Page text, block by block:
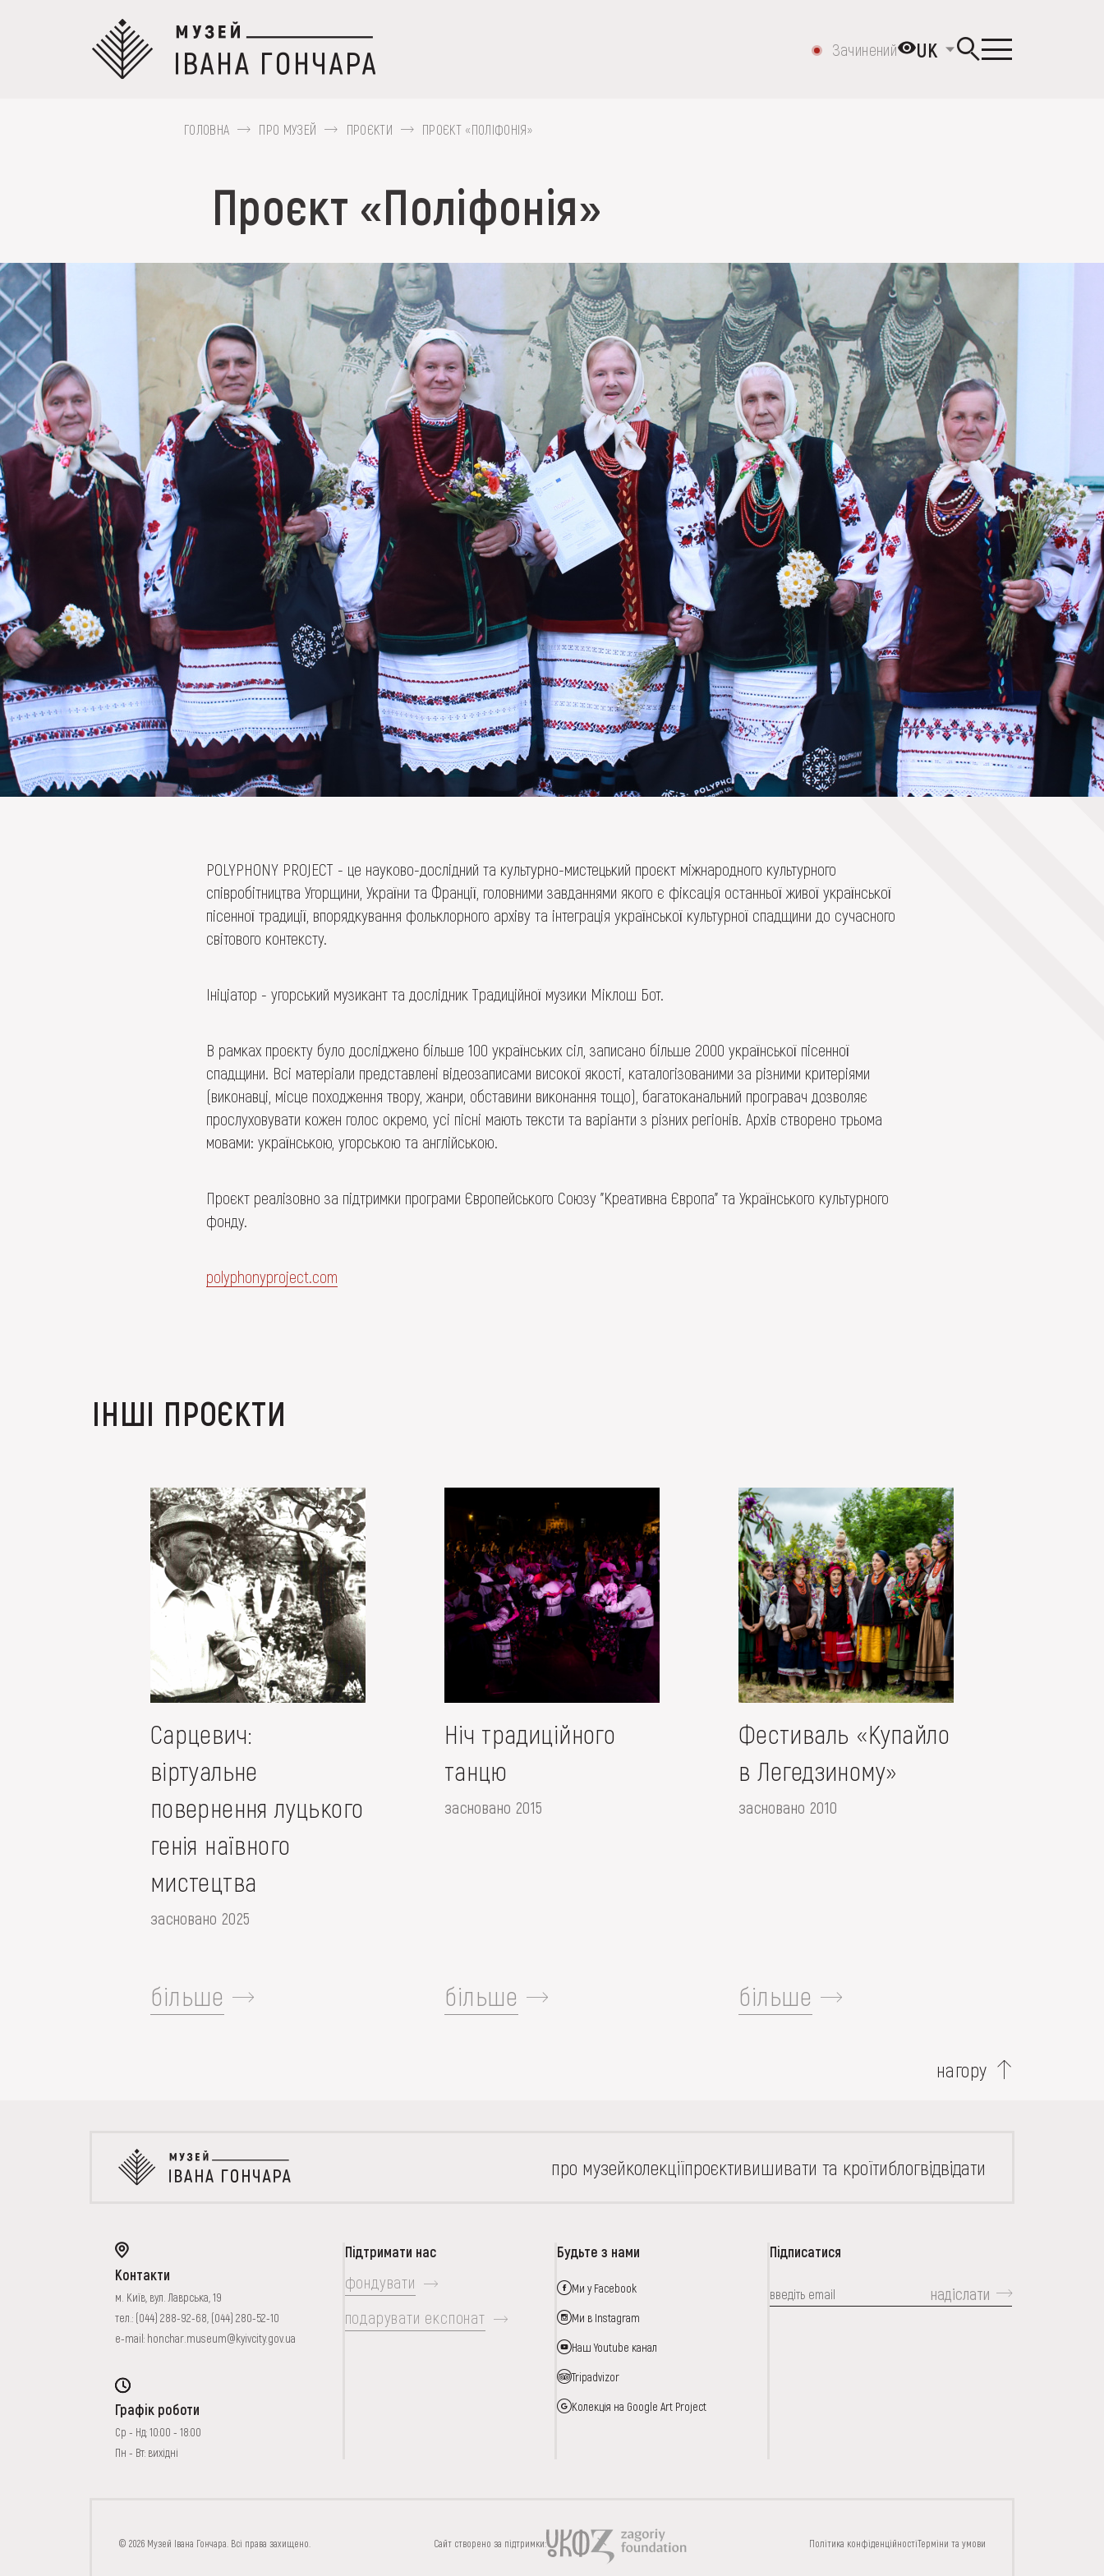
Зачинений UK
Наприклад, Козак Мамай, Гуцульщина, вишивка, скриня, ...
ПРО МУЗЕЙ
ВИСТАВКИ ТА ПОДІЇ
МЕДІА
ВІДВІДАТИ
НАВЧИТИСЯ
ПОСЛУГИ
FAQ ОНЛАЙН-КРАМНИЦЯ ПІДТРИМАТИ КОНТАКТИ
ГОЛОВНА ПРО МУЗЕЙ ПРОЄКТИ ПРОЄКТ «ПОЛІФОНІЯ»
Проєкт «Поліфонія»
POLYPHONY PROJECT - це науково-дослідний та культурно-мистецький проєкт міжнародного культурного
співробітництва Угорщини, України та Франції, головними завданнями якого є фіксація останньої живої української
пісенної традиції, впорядкування фольклорного архіву та інтеграція української культурної спадщини до сучасного
світового контексту.
Ініціатор - угорський музикант та дослідник Традиційної музики Міклош Бот.
В рамках проєкту було досліджено більше 100 українських сіл, записано більше 2000 української пісенної
спадщини. Всі матеріали представлені відеозаписами високої якості, каталогізованими за різними критеріями
(виконавці, місце походження твору, жанри, обставини виконання тощо), багатоканальний програвач дозволяє
прослуховувати кожен голос окремо, усі пісні мають тексти та варіанти з різних регіонів. Архів створено трьома
мовами: українською, угорською та англійською.
Проєкт реалізовно за підтримки програми Європейського Союзу "Креативна Європа" та Українського культурного
фонду.
polyphonyproject.com
ІНШІ ПРОЄКТИ
Сарцевич:
віртуальне
повернення луцького
генія наївного
мистецтва
засновано 2025
більше
Ніч традиційного
танцю
засновано 2015
більше
Фестиваль «Купайло
в Легедзиному»
засновано 2010
більше
нагору
про музейколекціїпроєктивишивати та кроїтиблогвідвідати
Контакти
м. Київ, вул. Лаврська, 19
тел.: (044) 288-92-68 (044) 280-52-10
e-mail: honchar.museum@kyivcity.gov.ua
Графік роботи
Ср - Нд: 10:00 - 18:00
Пн - Вт: вихідні
Підтримати нас
фондувати
подарувати експонат
Будьте з нами
Ми у Facebook
Ми в Instagram
Наш Youtube канал
Tripadvizor
Колекція на Google Art Project
Підписатися
надіслати
© 2026 Музей Івана Гончара. Всі права захищено. Сайт створено за підтримки: Політика конфіденційностіТерміни та умови